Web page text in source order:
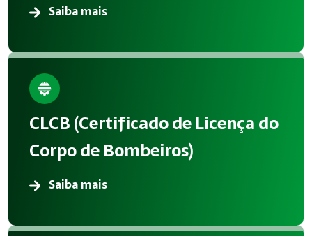
Saiba mais
CLCB (Certificado de Licença do
Corpo de Bombeiros)
Saiba mais